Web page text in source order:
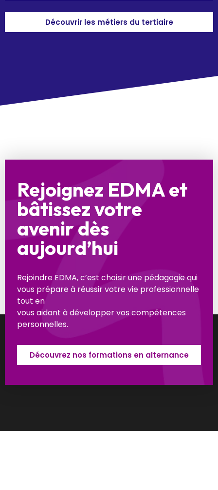
Découvrir les métiers du tertiaire
Rejoignez EDMA et
bâtissez votre
avenir dès
aujourd’hui
Rejoindre EDMA, c’est choisir une pédagogie qui
vous prépare à réussir votre vie professionnelle
tout en
vous aidant à développer vos compétences
personnelles.
Découvrez nos formations en alternance